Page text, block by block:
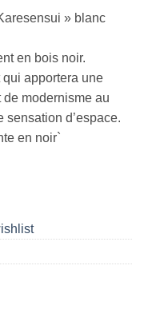
» blanc
en bois noir.
apportera une
modernisme au
sensation d’espace.
en noir`